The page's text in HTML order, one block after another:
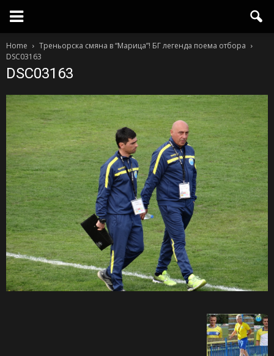
Home
Треньорска смяна в “Марица”! БГ легенда поема отбора
DSC03163
DSC03163